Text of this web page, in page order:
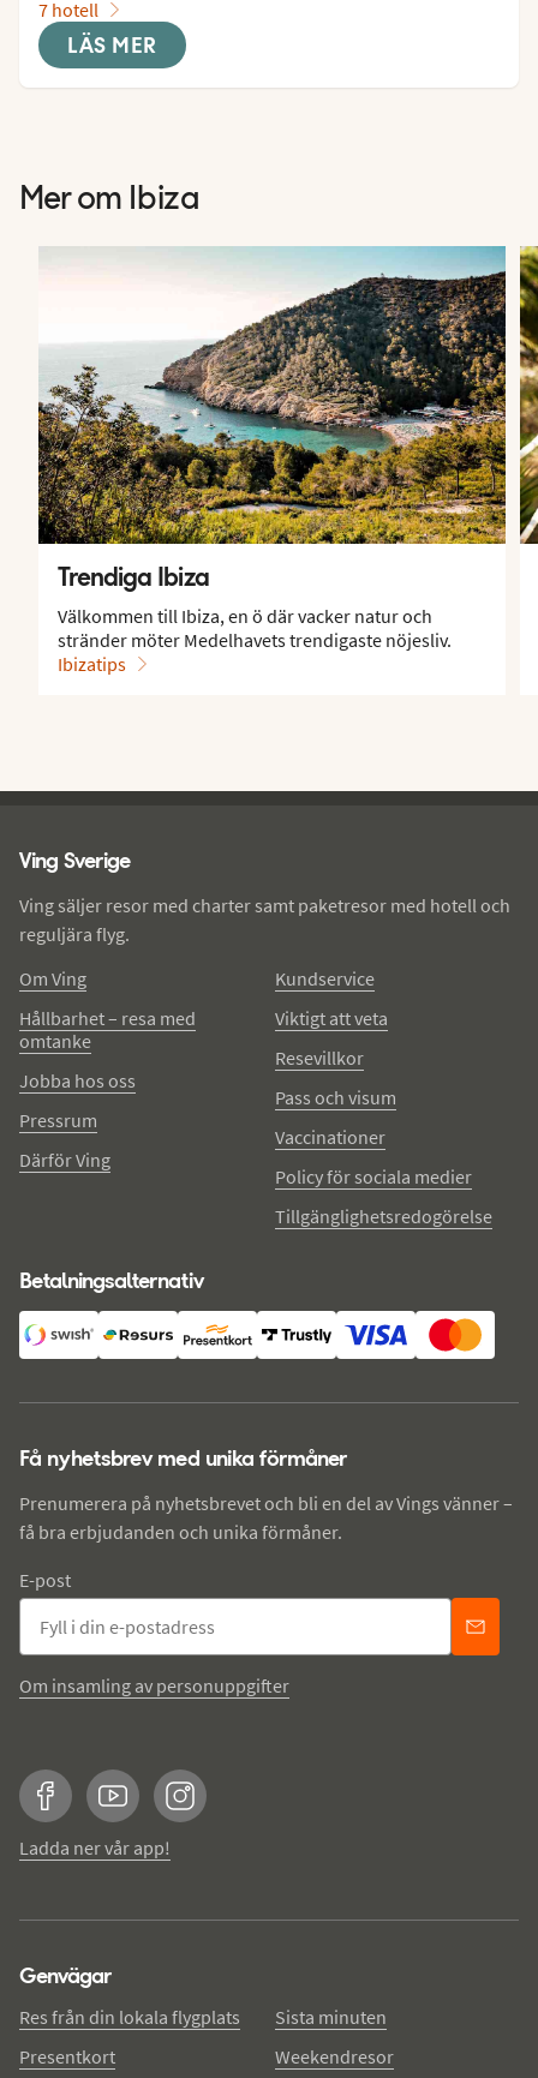
7 hotell
LÄS MER
Mer om Ibiza
Trendiga Ibiza
Välkommen till Ibiza, en ö där vacker natur och
stränder möter Medelhavets trendigaste nöjesliv.
Ibizatips
Ving Sverige
Ving säljer resor med charter samt paketresor med hotell och
reguljära flyg.
Om Ving
Hållbarhet – resa med
omtanke
Jobba hos oss
Pressrum
Därför Ving
Kundservice
Viktigt att veta
Resevillkor
Pass och visum
Vaccinationer
Policy för sociala medier
Tillgänglighetsredogörelse
Betalningsalternativ
Få nyhetsbrev med unika förmåner
Prenumerera på nyhetsbrevet och bli en del av Vings vänner –
få bra erbjudanden och unika förmåner.
E-post
Om insamling av personuppgifter
FacebookYouTubeInstagram
Ladda ner vår app!
Genvägar
Res från din lokala flygplats
Presentkort
Sista minuten
Weekendresor